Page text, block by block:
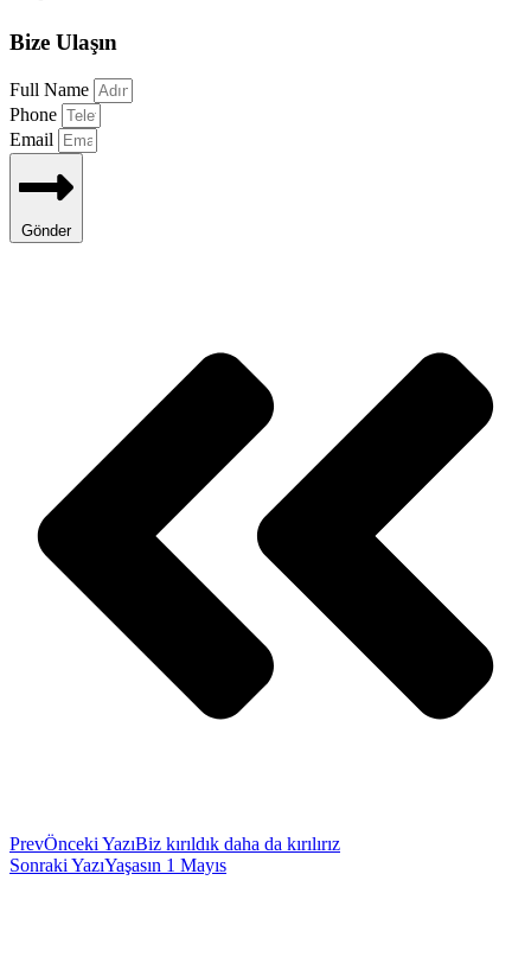
Bize Ulaşın
Full Name
Phone
Email
Gönder
PrevÖnceki YazıBiz kırıldık daha da kırılırız
Sonraki YazıYaşasın 1 Mayıs